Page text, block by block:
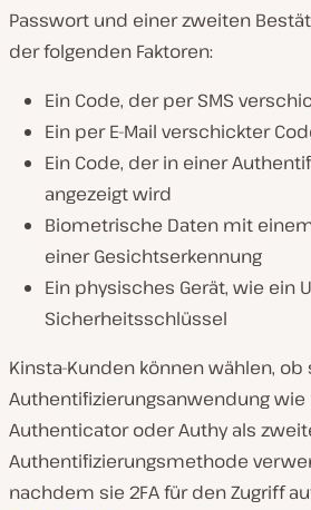
Passwort und einer zweiten
der folgenden Faktoren:
Ein Code, der per SMS
Ein per E-Mail verschickter
Ein Code, der in einer
angezeigt wird
Biometrische Daten mit
einer Gesichtserkennung
Ein physisches Gerät, wie ein
Sicherheitsschlüssel
Kinsta-Kunden können wählen, ob
Authentifizierungsanwendung wie
Authenticator oder Authy als
Authentifizierungsmethode
nachdem sie 2FA für den Zugriff